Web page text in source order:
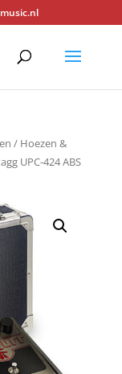
/ Hoezen &
UPC-424 ABS